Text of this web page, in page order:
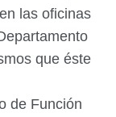
las oficinas
que éste
de Función